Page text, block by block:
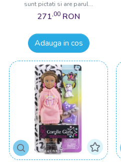
sunt pictati si are parul...
271,00 RON
Adauga in cos